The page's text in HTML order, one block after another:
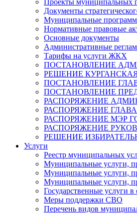
Проекты муниципальных
Документы
Муниципальные
Нормативные правовые
Основные документы
Административные
Тарифы на услуги ЖКХ
ПОСТАНОВЛЕНИЕ
РЕШЕНИЕ
ПОСТАНОВЛЕНИЕ
ПОСТАНОВЛЕНИЕ
РАСПОРЯЖЕНИЕ
РАСПОРЯЖЕНИЕ
РАСПОРЯЖЕНИЕ МЭР
РАСПОРЯЖЕНИЕ
РЕШЕНИЕ
Услуги
Реестр муниципальных
Муниципальные услуги,
Муниципальные услуги,
Муниципальные услуги,
Государственные услуги
Меры поддержки СВО
Перечень видов